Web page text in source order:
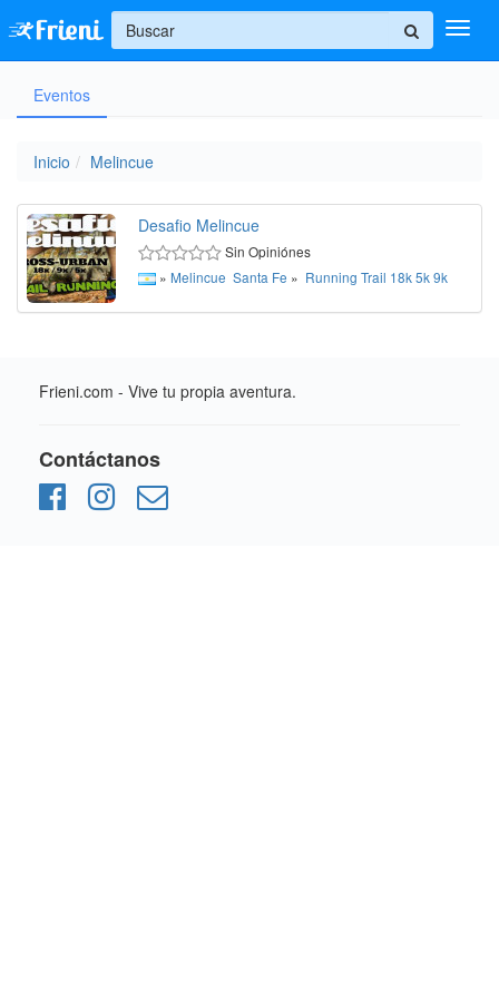
Ingresar
+
Eventos
Inicio Melincue
Desafio Melincue
Sin Opiniónes
» Melincue Santa Fe » Running Trail 18k5k9k
Frieni.com - Vive tu propia aventura.
Contáctanos